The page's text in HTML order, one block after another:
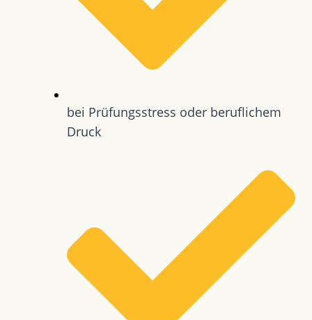
bei Prüfungsstress oder beruflichem
Druck